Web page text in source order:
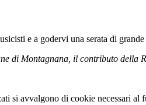
e a godervi una serata di
di Montagnana, il contributo della
si avvalgono di cookie necessari